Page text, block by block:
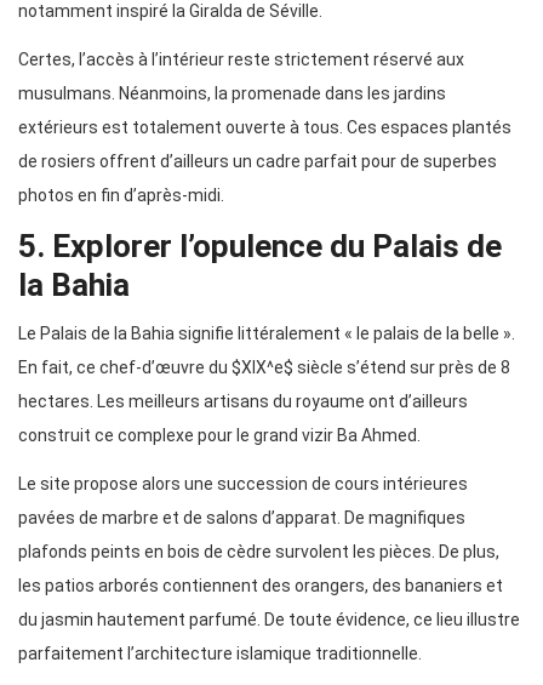
notamment inspiré la Giralda de Séville.
Certes, l’accès à l’intérieur reste strictement réservé aux
musulmans. Néanmoins, la promenade dans les jardins
extérieurs est totalement ouverte à tous. Ces espaces plantés
de rosiers offrent d’ailleurs un cadre parfait pour de superbes
photos en fin d’après-midi.
5. Explorer l’opulence du Palais de
la Bahia
Le Palais de la Bahia signifie littéralement « le palais de la belle ».
En fait, ce chef-d’œuvre du $XIX^e$ siècle s’étend sur près de 8
hectares. Les meilleurs artisans du royaume ont d’ailleurs
construit ce complexe pour le grand vizir Ba Ahmed.
Le site propose alors une succession de cours intérieures
pavées de marbre et de salons d’apparat. De magnifiques
plafonds peints en bois de cèdre survolent les pièces. De plus,
les patios arborés contiennent des orangers, des bananiers et
du jasmin hautement parfumé. De toute évidence, ce lieu illustre
parfaitement l’architecture islamique traditionnelle.